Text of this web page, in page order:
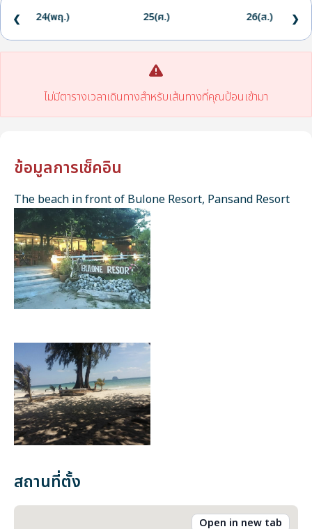
24(พฤ.) 25(ศ.) 26(ส.)
❮ ❯
ไม่มีตารางเวลาเดินทางสำหรับเส้นทางที่คุณป้อนเข้ามา
ข้อมูลการเช็คอิน
The beach in front of Bulone Resort, Pansand Resort
สถานที่ตั้ง
Open in new tab